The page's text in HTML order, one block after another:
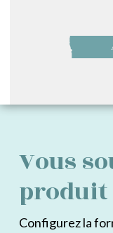
Vous
produit
Configurez la